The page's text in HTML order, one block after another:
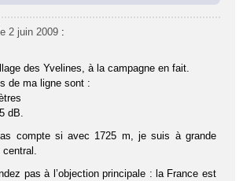
le 2 juin 2009 :
des Yvelines, à la campagne en fait.
de ma ligne sont :
dB.
compte si avec 1725 m, je suis à grande
pas à l’objection principale : la France est